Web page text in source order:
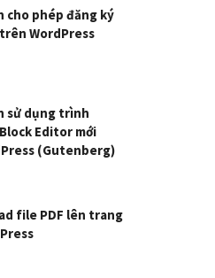
cho phép đăng ký
WordPress
sử dụng trình
Editor mới
(Gutenberg)
file PDF lên trang